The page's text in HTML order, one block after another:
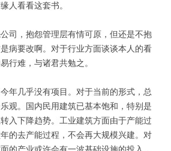
人看看这套书。
司，抱怨管理层有情可原，但还是不抱
病要改啊。对于行业方面谈谈本人的看
行难，与诸君共勉之。
年几乎没有项目。对于当前的形式，总
观。国内民用建筑已基本饱和，特别是
入下降趋势。工业建筑方面由于产能过
的去产能过程，不会再大规模兴建。对